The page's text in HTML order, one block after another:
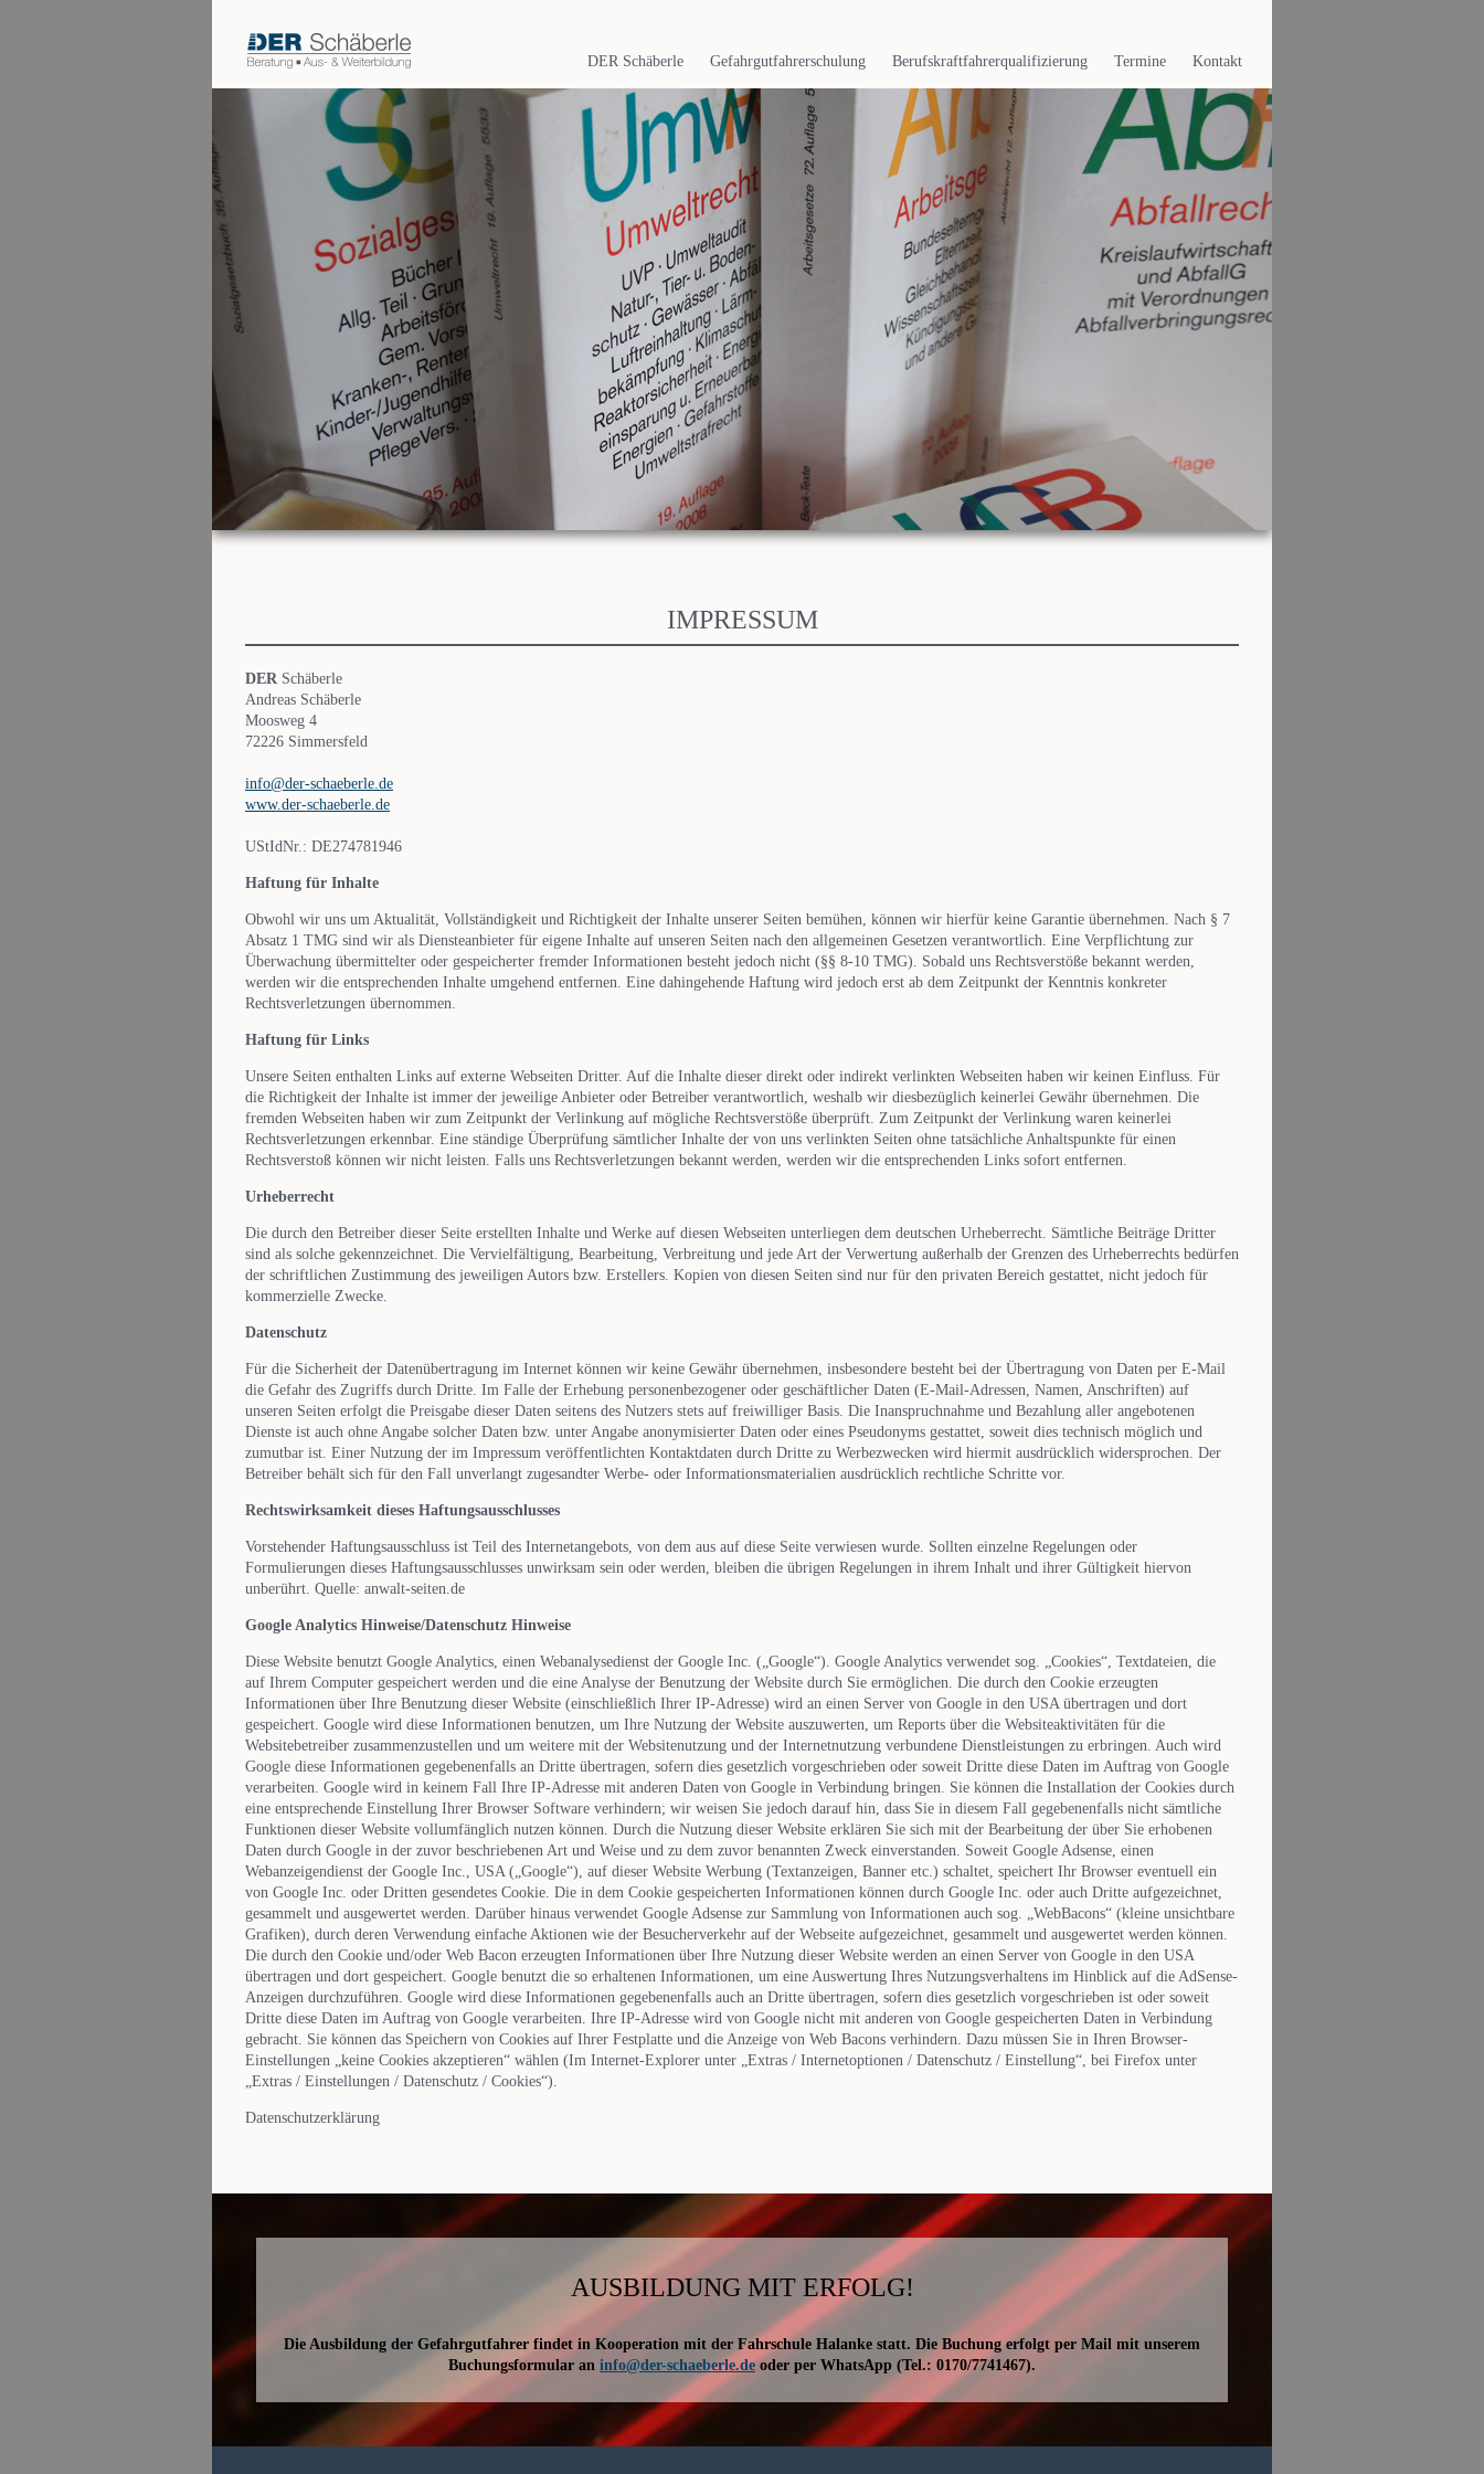
überspringenDER Schäberle Gefahrgutfahrerschulung Berufskraftfahrerqualifizierung Termine Kontakt
IMPRESSUM
DER Schäberle
Andreas Schäberle
Moosweg 4
72226 Simmersfeld
info@der-schaeberle.de
www.der-schaeberle.de
UStIdNr.: DE274781946
Haftung für Inhalte
Obwohl wir uns um Aktualität, Vollständigkeit und Richtigkeit der Inhalte unserer Seiten bemühen, können wir hierfür keine Garantie übernehmen. Nach § 7
Absatz 1 TMG sind wir als Diensteanbieter für eigene Inhalte auf unseren Seiten nach den allgemeinen Gesetzen verantwortlich. Eine Verpflichtung zur
Überwachung übermittelter oder gespeicherter fremder Informationen besteht jedoch nicht (§§ 8-10 TMG). Sobald uns Rechtsverstöße bekannt werden,
werden wir die entsprechenden Inhalte umgehend entfernen. Eine dahingehende Haftung wird jedoch erst ab dem Zeitpunkt der Kenntnis konkreter
Rechtsverletzungen übernommen.
Haftung für Links
Unsere Seiten enthalten Links auf externe Webseiten Dritter. Auf die Inhalte dieser direkt oder indirekt verlinkten Webseiten haben wir keinen Einfluss. Für
die Richtigkeit der Inhalte ist immer der jeweilige Anbieter oder Betreiber verantwortlich, weshalb wir diesbezüglich keinerlei Gewähr übernehmen. Die
fremden Webseiten haben wir zum Zeitpunkt der Verlinkung auf mögliche Rechtsverstöße überprüft. Zum Zeitpunkt der Verlinkung waren keinerlei
Rechtsverletzungen erkennbar. Eine ständige Überprüfung sämtlicher Inhalte der von uns verlinkten Seiten ohne tatsächliche Anhaltspunkte für einen
Rechtsverstoß können wir nicht leisten. Falls uns Rechtsverletzungen bekannt werden, werden wir die entsprechenden Links sofort entfernen.
Urheberrecht
Die durch den Betreiber dieser Seite erstellten Inhalte und Werke auf diesen Webseiten unterliegen dem deutschen Urheberrecht. Sämtliche Beiträge Dritter
sind als solche gekennzeichnet. Die Vervielfältigung, Bearbeitung, Verbreitung und jede Art der Verwertung außerhalb der Grenzen des Urheberrechts bedürfen
der schriftlichen Zustimmung des jeweiligen Autors bzw. Erstellers. Kopien von diesen Seiten sind nur für den privaten Bereich gestattet, nicht jedoch für
kommerzielle Zwecke.
Datenschutz
Für die Sicherheit der Datenübertragung im Internet können wir keine Gewähr übernehmen, insbesondere besteht bei der Übertragung von Daten per E-Mail
die Gefahr des Zugriffs durch Dritte. Im Falle der Erhebung personenbezogener oder geschäftlicher Daten (E-Mail-Adressen, Namen, Anschriften) auf
unseren Seiten erfolgt die Preisgabe dieser Daten seitens des Nutzers stets auf freiwilliger Basis. Die Inanspruchnahme und Bezahlung aller angebotenen
Dienste ist auch ohne Angabe solcher Daten bzw. unter Angabe anonymisierter Daten oder eines Pseudonyms gestattet, soweit dies technisch möglich und
zumutbar ist. Einer Nutzung der im Impressum veröffentlichten Kontaktdaten durch Dritte zu Werbezwecken wird hiermit ausdrücklich widersprochen. Der
Betreiber behält sich für den Fall unverlangt zugesandter Werbe- oder Informationsmaterialien ausdrücklich rechtliche Schritte vor.
Rechtswirksamkeit dieses Haftungsausschlusses
Vorstehender Haftungsausschluss ist Teil des Internetangebots, von dem aus auf diese Seite verwiesen wurde. Sollten einzelne Regelungen oder
Formulierungen dieses Haftungsausschlusses unwirksam sein oder werden, bleiben die übrigen Regelungen in ihrem Inhalt und ihrer Gültigkeit hiervon
unberührt. Quelle: anwalt-seiten.de
Google Analytics Hinweise/Datenschutz Hinweise
Diese Website benutzt Google Analytics, einen Webanalysedienst der Google Inc. („Google“). Google Analytics verwendet sog. „Cookies“, Textdateien, die
auf Ihrem Computer gespeichert werden und die eine Analyse der Benutzung der Website durch Sie ermöglichen. Die durch den Cookie erzeugten
Informationen über Ihre Benutzung dieser Website (einschließlich Ihrer IP-Adresse) wird an einen Server von Google in den USA übertragen und dort
gespeichert. Google wird diese Informationen benutzen, um Ihre Nutzung der Website auszuwerten, um Reports über die Websiteaktivitäten für die
Websitebetreiber zusammenzustellen und um weitere mit der Websitenutzung und der Internetnutzung verbundene Dienstleistungen zu erbringen. Auch wird
Google diese Informationen gegebenenfalls an Dritte übertragen, sofern dies gesetzlich vorgeschrieben oder soweit Dritte diese Daten im Auftrag von Google
verarbeiten. Google wird in keinem Fall Ihre IP-Adresse mit anderen Daten von Google in Verbindung bringen. Sie können die Installation der Cookies durch
eine entsprechende Einstellung Ihrer Browser Software verhindern; wir weisen Sie jedoch darauf hin, dass Sie in diesem Fall gegebenenfalls nicht sämtliche
Funktionen dieser Website vollumfänglich nutzen können. Durch die Nutzung dieser Website erklären Sie sich mit der Bearbeitung der über Sie erhobenen
Daten durch Google in der zuvor beschriebenen Art und Weise und zu dem zuvor benannten Zweck einverstanden. Soweit Google Adsense, einen
Webanzeigendienst der Google Inc., USA („Google“), auf dieser Website Werbung (Textanzeigen, Banner etc.) schaltet, speichert Ihr Browser eventuell ein
von Google Inc. oder Dritten gesendetes Cookie. Die in dem Cookie gespeicherten Informationen können durch Google Inc. oder auch Dritte aufgezeichnet,
gesammelt und ausgewertet werden. Darüber hinaus verwendet Google Adsense zur Sammlung von Informationen auch sog. „WebBacons“ (kleine unsichtbare
Grafiken), durch deren Verwendung einfache Aktionen wie der Besucherverkehr auf der Webseite aufgezeichnet, gesammelt und ausgewertet werden können.
Die durch den Cookie und/oder Web Bacon erzeugten Informationen über Ihre Nutzung dieser Website werden an einen Server von Google in den USA
übertragen und dort gespeichert. Google benutzt die so erhaltenen Informationen, um eine Auswertung Ihres Nutzungsverhaltens im Hinblick auf die AdSense-
Anzeigen durchzuführen. Google wird diese Informationen gegebenenfalls auch an Dritte übertragen, sofern dies gesetzlich vorgeschrieben ist oder soweit
Dritte diese Daten im Auftrag von Google verarbeiten. Ihre IP-Adresse wird von Google nicht mit anderen von Google gespeicherten Daten in Verbindung
gebracht. Sie können das Speichern von Cookies auf Ihrer Festplatte und die Anzeige von Web Bacons verhindern. Dazu müssen Sie in Ihren Browser-
Einstellungen „keine Cookies akzeptieren“ wählen (Im Internet-Explorer unter „Extras / Internetoptionen / Datenschutz / Einstellung“, bei Firefox unter
„Extras / Einstellungen / Datenschutz / Cookies“).
Datenschutzerklärung
AUSBILDUNG MIT ERFOLG!
Die Ausbildung der Gefahrgutfahrer findet in Kooperation mit der Fahrschule Halanke statt. Die Buchung erfolgt per Mail mit unserem
Buchungsformular an info@der-schaeberle.deoder per WhatsApp (Tel.: 0170/7741467).